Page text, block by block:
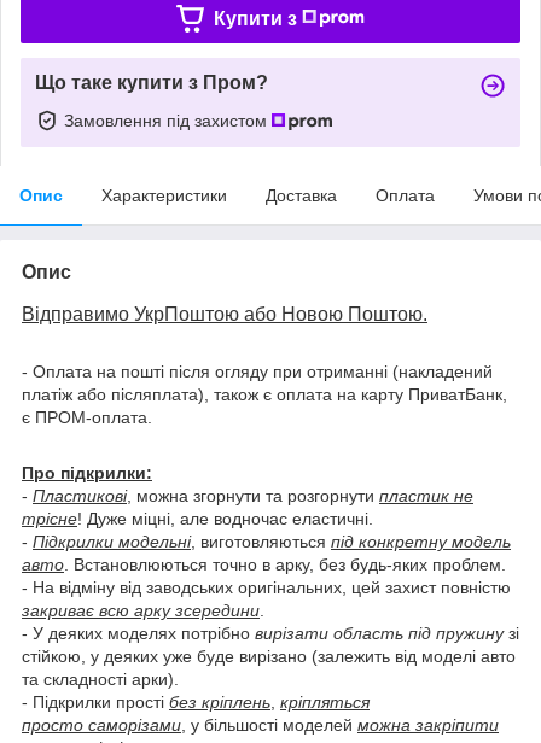
Купити з
Що таке купити з Пром?
Замовлення під захистом
Опис Характеристики Доставка Оплата Умови
Опис
Відправимо УкрПоштою або Новою Поштою.
- Оплата на пошті після огляду при отриманні (накладений
платіж або післяплата), також є оплата на карту ПриватБанк,
є ПРОМ-оплата.
Про підкрилки:
- Пластикові, можна згорнути та розгорнути пластик не
трісне! Дуже міцні, але водночас еластичні.
- Підкрилки модельні, виготовляються під конкретну модель
авто . Встановлюються точно в арку, без будь-яких проблем.
- На відміну від заводських оригінальних, цей захист повністю
закриває всю арку зсередини
- У деяких моделях потрібно вирізати область під пружинузі
стійкою, у деяких уже буде вирізано (залежить від моделі авто
та складності арки).
- Підкрилки прості без кріплень кріпляться
просто саморізами , у більшості моделей можна закріпити